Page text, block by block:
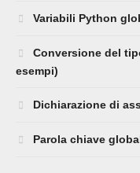
Variabili Python
Conversione del
esempi)
Dichiarazione di
Parola chiave